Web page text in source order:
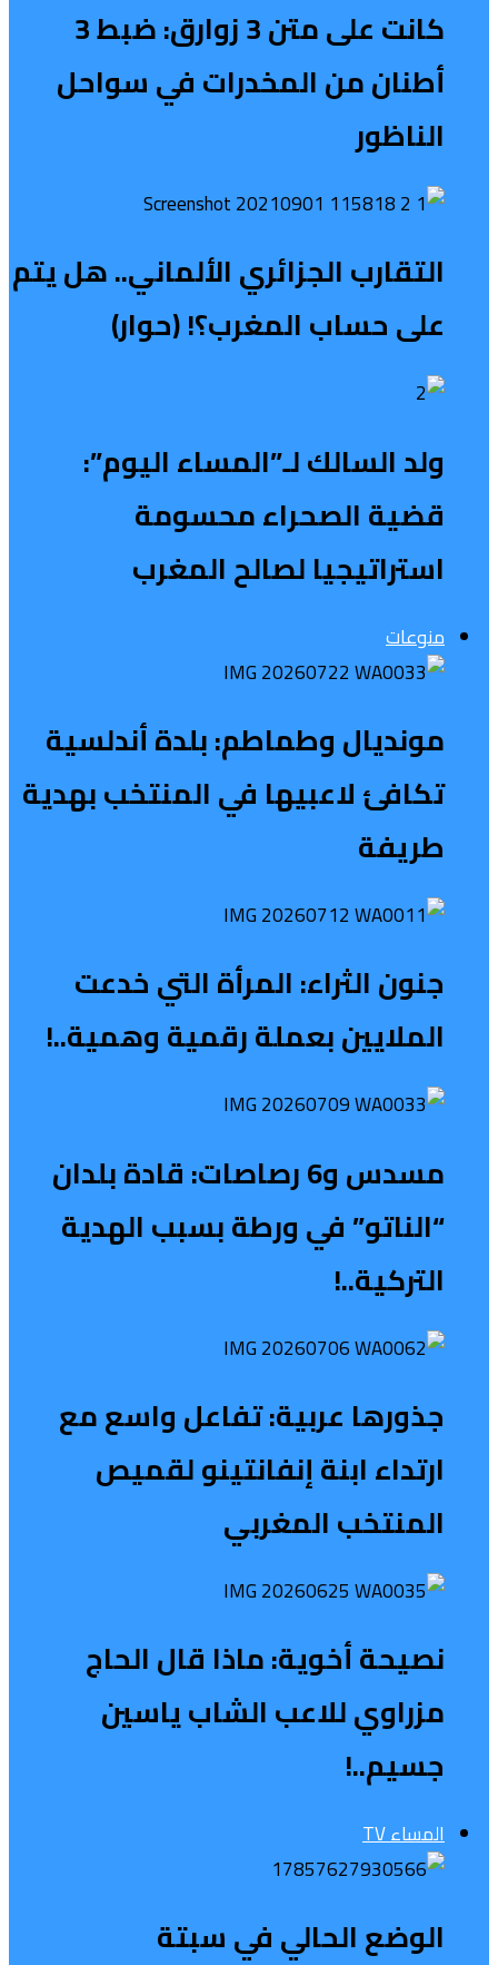
كانت على متن 3 زوارق: ضبط 3
أطنان من المخدرات في سواحل
الناظور
التقارب الجزائري الألماني.. هل يتم
على حساب المغرب؟! (حوار)
ولد السالك لـ”المساء اليوم”:
قضية الصحراء محسومة
استراتيجيا لصالح المغرب
منوعات
مونديال وطماطم: بلدة أندلسية
تكافئ لاعبيها في المنتخب بهدية
طريفة
جنون الثراء: المرأة التي خدعت
الملايين بعملة رقمية وهمية..!
مسدس و6 رصاصات: قادة بلدان
“الناتو” في ورطة بسبب الهدية
التركية..!
جذورها عربية: تفاعل واسع مع
ارتداء ابنة إنفانتينو لقميص
المنتخب المغربي
نصيحة أخوية: ماذا قال الحاج
مزراوي للاعب الشاب ياسين
جسيم..!
المساء TV
الوضع الحالي في سبتة